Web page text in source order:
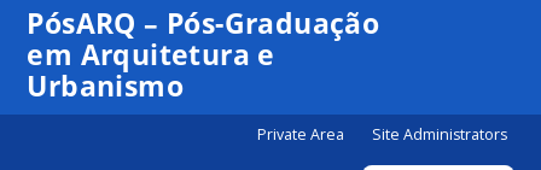
PósARQ – Pós-Graduação
em Arquitetura e
Urbanismo
Private Area Site Administrators